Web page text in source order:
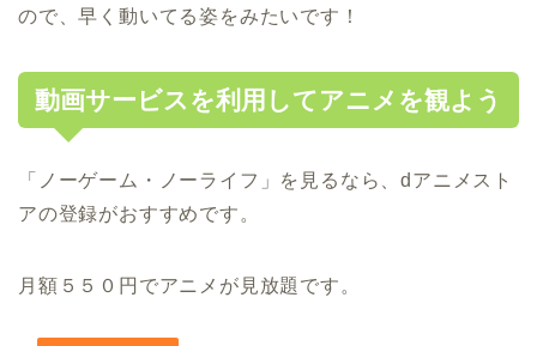
ので、早く動いてる姿をみたいです！
動画サービスを利用してアニメを観よう
「ノーゲーム・ノーライフ」を見るなら、dアニメスト
アの登録がおすすめです。
月額５５０円でアニメが見放題です。